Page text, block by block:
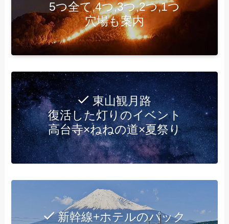
5つ全て,4つ,3つ,2つ,1つ
穴場も案内
東山観月路
復活した灯りのイベント
高台寺×ねねの道×夏祭り
新幹線+ホテルのパック